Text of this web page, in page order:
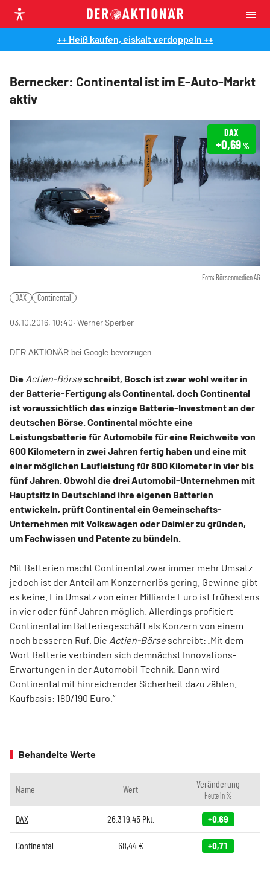
++ Heiß kaufen, eiskalt verdoppeln ++
Bernecker: Continental ist im E-Auto-Markt
aktiv
Foto: Börsenmedien AG
DAX
+0,69%
DAX Continental
03.10.2016, 10:40‧ Werner Sperber
DER AKTIONÄR bei Google bevorzugen
Die Actien-Börseschreibt, Bosch ist zwar wohl weiter in
der Batterie-Fertigung als Continental, doch Continental
ist voraussichtlich das einzige Batterie-Investment an der
deutschen Börse. Continental möchte eine
Leistungsbatterie für Automobile für eine Reichweite von
600 Kilometern in zwei Jahren fertig haben und eine mit
einer möglichen Laufleistung für 800 Kilometer in vier bis
fünf Jahren. Obwohl die drei Automobil-Unternehmen mit
Hauptsitz in Deutschland ihre eigenen Batterien
entwickeln, prüft Continental ein Gemeinschafts-
Unternehmen mit Volkswagen oder Daimler zu gründen,
um Fachwissen und Patente zu bündeln.
Mit Batterien macht Continental zwar immer mehr Umsatz
jedoch ist der Anteil am Konzernerlös gering. Gewinne gibt
es keine. Ein Umsatz von einer Milliarde Euro ist frühestens
in vier oder fünf Jahren möglich. Allerdings profitiert
Continental im Batteriegeschäft als Konzern von einem
noch besseren Ruf. Die Actien-Börse schreibt: „Mit dem
Wort Batterie verbinden sich demnächst Innovations-
Erwartungen in der Automobil-Technik. Dann wird
Continental mit hinreichender Sicherheit dazu zählen.
Kaufbasis: 180/190 Euro.“
Behandelte Werte
Name Wert Veränderung
Heute in %
DAX 26.319,45Pkt. +0,69
Continental 68,44€ +0,71